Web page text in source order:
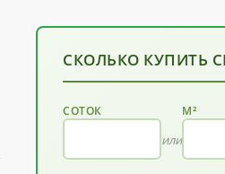
СКОЛЬКО КУПИТЬ
СОТОК
или
М²